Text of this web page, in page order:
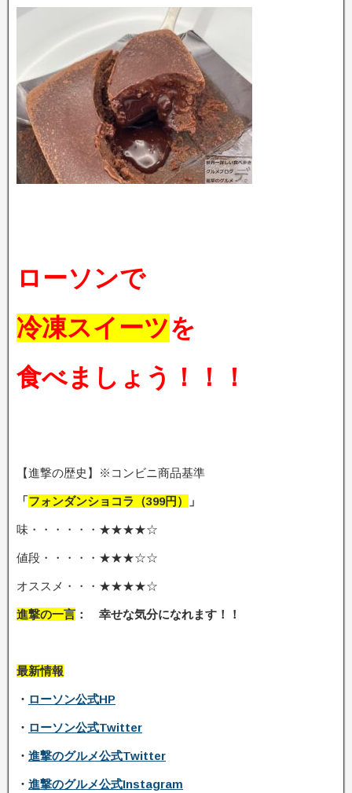
ローソンで
冷凍スイーツを
食べましょう！！！
【進撃の歴史】※コンビニ商品基準
「フォンダンショコラ （399円） 」
味・・・・・・★★★★☆
値段・・・・・★★★☆☆
オススメ・・・★★★★☆
進撃の一言 ： 幸せな気分になれます！！
最新情報
・ ローソン公式HP
・ ローソン公式Twitter
・ 進撃のグルメ公式Twitter
・ 進撃のグルメ公式Instagram